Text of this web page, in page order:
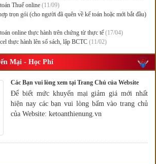
Thuế online (11/09)
trọn gói (cho người đã quên về kế toán hoặc mới bắt đầu)
online thực hành trên chứng từ thực tế(17/04)
thực hành lên sổ sách, lập BCTC (11/02)
Mại - Học Phí
Các Bạn vui lòng xem tại Trang Chủ của Website
Để biết mức khuyến mại giảm giá mới nhất
hiện nay các bạn vui lòng bấm vào trang chủ
của Website: ketoanthienung.vn